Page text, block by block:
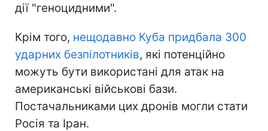
дії "геноцидними".
Крім того, нещодавно Куба придбала 300
ударних безпілотників, які потенційно
можуть бути використані для атак на
американські військові бази.
Постачальниками цих дронів могли стати
Росія та Іран.